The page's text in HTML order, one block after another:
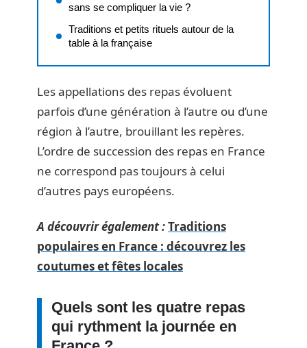
sans se compliquer la vie ?
Traditions et petits rituels autour de la
table à la française
Les appellations des repas évoluent
parfois d’une génération à l’autre ou d’une
région à l’autre, brouillant les repères.
L’ordre de succession des repas en France
ne correspond pas toujours à celui
d’autres pays européens.
A découvrir également :Traditions
populaires en France : découvrez les
coutumes et fêtes locales
Quels sont les quatre repas
qui rythment la journée en